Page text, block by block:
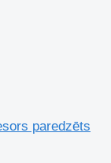
paredzēts